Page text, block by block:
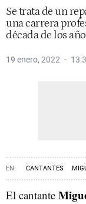
Se trata de un
una carrera
década de los
19 enero, 2022
CANTANTES
El cantante